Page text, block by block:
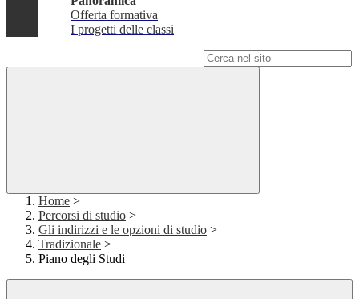
Offerta formativa
I progetti delle classi
Home >
Percorsi di studio >
Gli indirizzi e le opzioni di studio >
Tradizionale >
Piano degli Studi